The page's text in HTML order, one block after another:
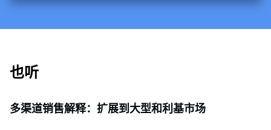
也听
多渠道销售解释：扩展到大型和利基市场